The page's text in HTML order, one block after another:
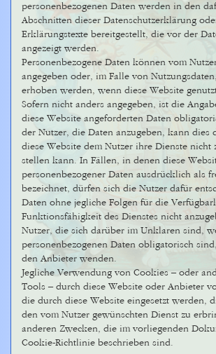
personenbezogenen Daten werden in den
Abschnitten dieser Datenschutzerklärung
Erklärungstexte bereitgestellt, die vor der
angezeigt werden.
Personenbezogene Daten können vom
angegeben oder, im Falle von
erhoben werden, wenn diese Website
Sofern nicht anders angegeben, ist die
diese Website angeforderten Daten
der Nutzer, die Daten anzugeben, kann dies
diese Website dem Nutzer ihre Dienste nicht
stellen kann. In Fällen, in denen diese
personenbezogener Daten ausdrücklich als
bezeichnet, dürfen sich die Nutzer dafür
Daten ohne jegliche Folgen für die
Funktionsfähigkeit des Dienstes nicht
Nutzer, die sich darüber im Unklaren sind,
personenbezogenen Daten obligatorisch
den Anbieter wenden.
Jegliche Verwendung von Cookies – oder
Tools – durch diese Website oder Anbieter
die durch diese Website eingesetzt werden,
den vom Nutzer gewünschten Dienst zu
anderen Zwecken, die im vorliegenden
Cookie-Richtlinie beschrieben sind.